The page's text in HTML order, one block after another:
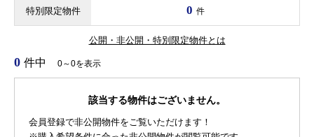
特別限定物件 0 件
公開・非公開・特別限定物件とは
0 件中 0～0を表示
該当する物件はございません。
会員登録で非公開物件をご覧いただけます！